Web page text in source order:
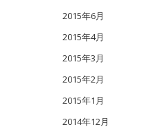
2015年6月
2015年4月
2015年3月
2015年2月
2015年1月
2014年12月